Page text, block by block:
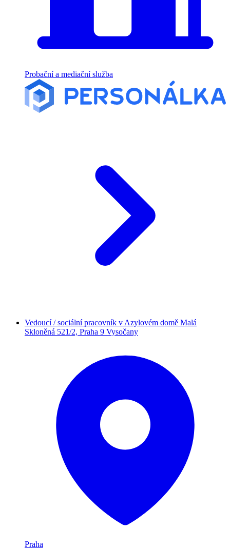
Probační a mediační služba
Vedoucí / sociální pracovník v Azylovém domě Malá
Skloněná 521/2, Praha 9 Vysočany
Praha